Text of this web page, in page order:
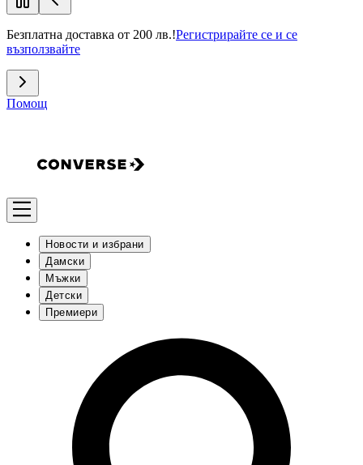
Безплатна доставка от 200 лв.!Регистрирайте се и се
възползвайте
Помощ
Новости и избрани
Дамски
Мъжки
Детски
Премиери